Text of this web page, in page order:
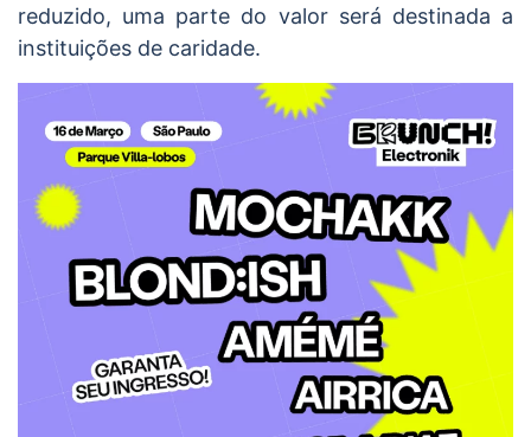
reduzido, uma parte do valor será destinada a
instituições de caridade.